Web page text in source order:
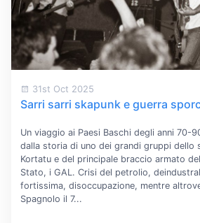
31st Oct 2025
Sarri sarri skapunk e guerra
Un viaggio ai Paesi Baschi degli anni 70-
dalla storia di uno dei grandi gruppi dello
Kortatu e del principale braccio armato
Stato, i GAL. Crisi del petrolio,
fortissima, disoccupazione, mentre
Spagnolo il 7...